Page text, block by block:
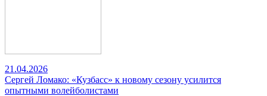
21.04.2026
Сергей Ломако: «Кузбасс» к новому сезону усилится
опытными волейболистами